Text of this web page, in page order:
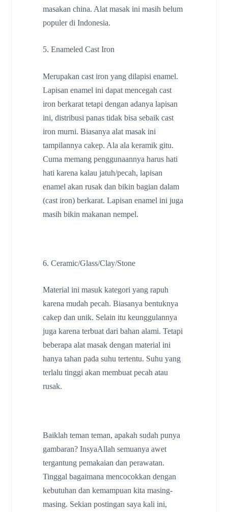
masakan china. Alat masak ini masih belum
populer di Indonesia.
5. Enameled Cast Iron
Merupakan cast iron yang dilapisi enamel.
Lapisan enamel ini dapat mencegah cast
iron berkarat tetapi dengan adanya lapisan
ini, distribusi panas tidak bisa sebaik cast
iron murni. Biasanya alat masak ini
tampilannya cakep. Ala ala keramik gitu.
Cuma memang penggunaannya harus hati
hati karena kalau jatuh/pecah, lapisan
enamel akan rusak dan bikin bagian dalam
(cast iron) berkarat. Lapisan enamel ini juga
masih bikin makanan nempel.
6. Ceramic/Glass/Clay/Stone
Material ini masuk kategori yang rapuh
karena mudah pecah. Biasanya bentuknya
cakep dan unik. Selain itu keunggulannya
juga karena terbuat dari bahan alami. Tetapi
beberapa alat masak dengan material ini
hanya tahan pada suhu tertentu. Suhu yang
terlalu tinggi akan membuat pecah atau
rusak.
Baiklah teman teman, apakah sudah punya
gambaran? InsyaAllah semuanya awet
tergantung pemakaian dan perawatan.
Tinggal bagaimana mencocokkan dengan
kebutuhan dan kemampuan kita masing-
masing. Sekian postingan saya kali ini,